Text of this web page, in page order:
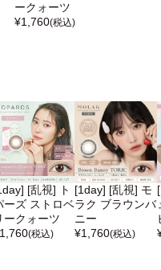
ークォーツ
¥1,760(税込)
[乱視] ト
ーズ ストロベ
ークォーツ
(税込)
[1day] [乱視] モ
ラク ブラウンバ
ニー
¥1,760(税込)